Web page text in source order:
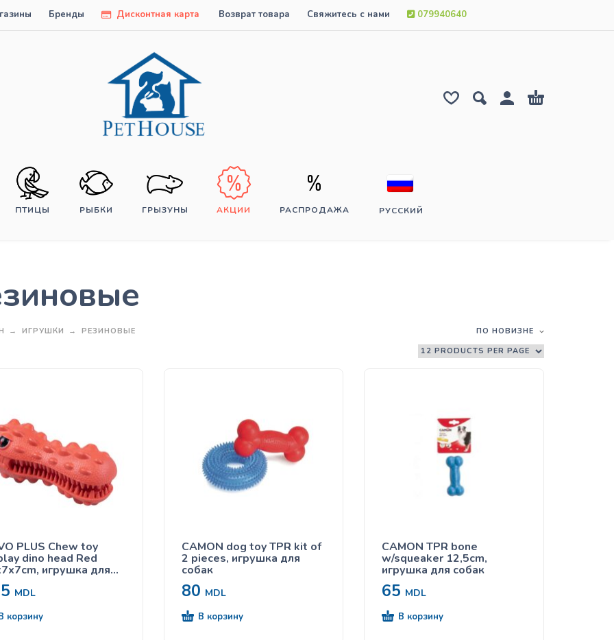
Бренды Дисконтная карта Возврат товара Свяжитесь с нами 079940640
ПТИЦЫ РЫБКИ ГРЫЗУНЫ АКЦИИ РАСПРОДАЖА РУССКИЙ
ИГРУШКИ РЕЗИНОВЫЕ ПО НОВИЗНЕ
PLUS Chew toy
dino head Red
игрушка для
MDL
корзину
CAMON dog toy TPR kit of
2 pieces, игрушка для
собак
80 MDL
В корзину
CAMON TPR bone
w/squeaker 12,5cm,
игрушка для собак
65 MDL
В корзину